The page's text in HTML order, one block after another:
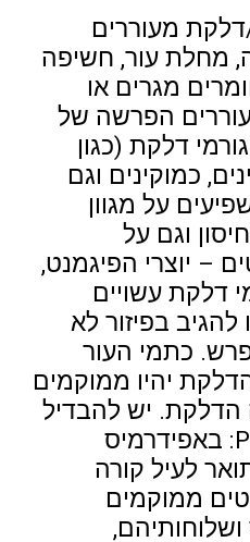
מעוררים
מחלת עור, חשיפה
מגרים או
הפרשה של
דלקת (כגון
כמוקינים וגם
על מגוון
וגם על
– יוצרי הפיגמנט,
דלקת עשויים
להגיב בפיזור לא
כתמי העור
יהיו ממוקמים
הדלקת. יש להבדיל
בין שני מצבים של PIH: באפידרמיס
לעיל קורה
ממוקמים